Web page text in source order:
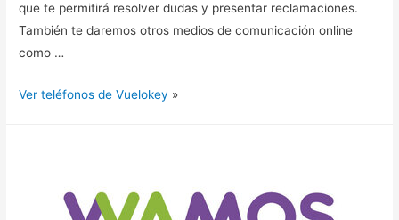
que te permitirá resolver dudas y presentar reclamaciones.
También te daremos otros medios de comunicación online
como …
Ver teléfonos de Vuelokey »